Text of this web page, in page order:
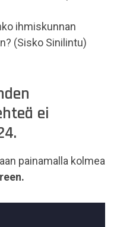
ihmiskunnan
(Sisko Sinilintu)
ei
painamalla kolmea